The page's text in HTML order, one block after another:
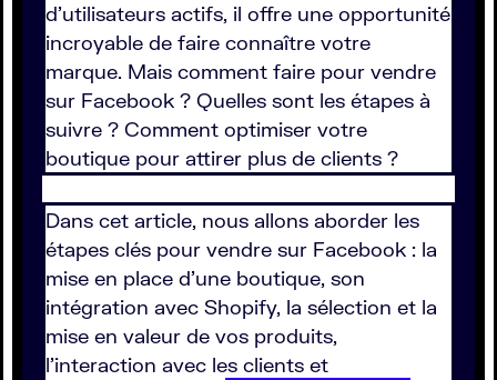
d'utilisateurs actifs, il offre une opportunité
incroyable de faire connaître votre
marque. Mais comment faire pour vendre
sur Facebook ? Quelles sont les étapes à
suivre ? Comment optimiser votre
boutique pour attirer plus de clients ?
Dans cet article, nous allons aborder les
étapes clés pour vendre sur Facebook : la
mise en place d'une boutique, son
intégration avec Shopify, la sélection et la
mise en valeur de vos produits,
l'interaction avec les clients et